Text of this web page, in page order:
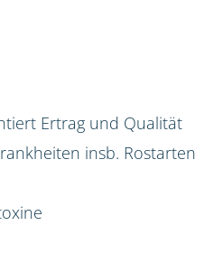
Ertrag und Qualität
insb. Rostarten